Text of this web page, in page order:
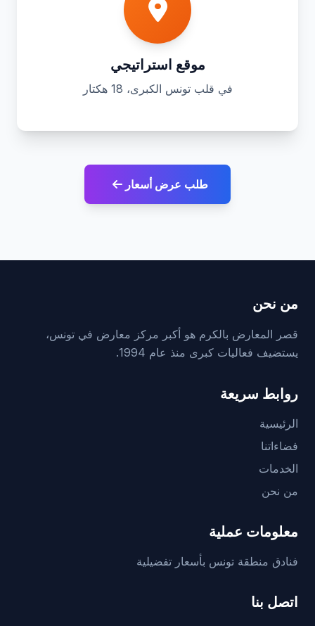
موقع استراتيجي
في قلب تونس الكبرى، 18 هكتار
طلب عرض أسعار
من نحن
قصر المعارض بالكرم هو أكبر مركز معارض في تونس،
يستضيف فعاليات كبرى منذ عام 1994.
روابط سريعة
الرئيسية
فضاءاتنا
الخدمات
من نحن
معلومات عملية
فنادق منطقة تونس بأسعار تفضيلية
اتصل بنا